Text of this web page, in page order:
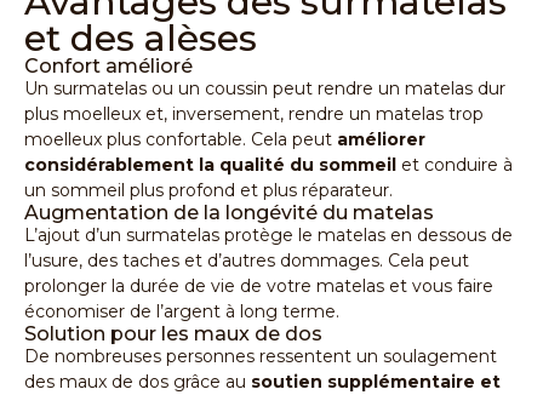
et des alèses
Confort amélioré
Un surmatelas ou un coussin peut rendre un matelas dur
plus moelleux et, inversement, rendre un matelas trop
moelleux plus confortable. Cela peut améliorer
considérablement la qualité du sommeil et conduire à
un sommeil plus profond et plus réparateur.
Augmentation de la longévité du matelas
L’ajout d’un surmatelas protège le matelas en dessous de
l’usure, des taches et d’autres dommages. Cela peut
prolonger la durée de vie de votre matelas et vous faire
économiser de l’argent à long terme.
Solution pour les maux de dos
De nombreuses personnes ressentent un soulagement
des maux de dos grâce au soutien supplémentaire et